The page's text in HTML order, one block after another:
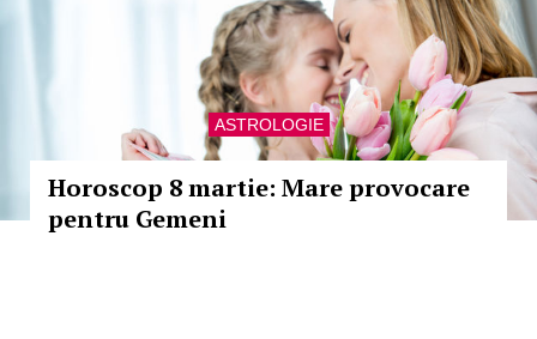
ASTROLOGIE
Horoscop 8 martie: Mare provocare
pentru Gemeni